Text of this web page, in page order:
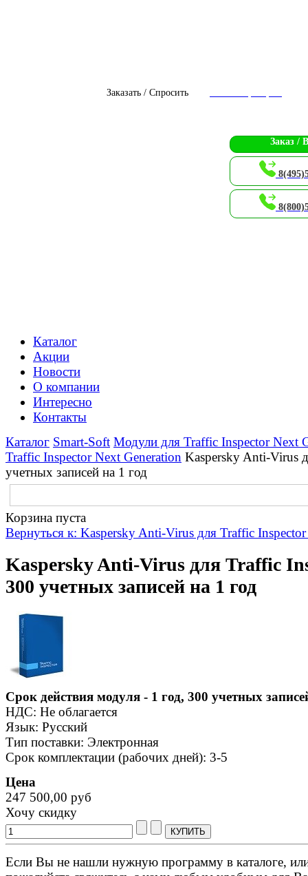
Заказать / Спросить
Заказ /
Каталог
Акции
Новости
О компании
Интересно
Контакты
Каталог Smart-Soft Модули для Traffic Inspector Next
Traffic Inspector Next Generation Kaspersky Anti-Virus
учетных записей на 1 год
Корзина пуста
Вернуться к: Kaspersky Anti-Virus для Traffic
Kaspersky Anti-Virus для Traffic
300 учетных записей на 1 год
Срок действия модуля - 1 год, 300 учетных
НДС: Не облагается
Язык: Русский
Тип поставки: Электронная
Срок комплектации (рабочих дней): 3-5
Цена
247 500,00 руб
Хочу скидку
Если Вы не нашли нужную программу в каталоге,